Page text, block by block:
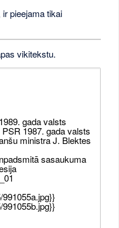
pieejama tikai
vikitekstu.